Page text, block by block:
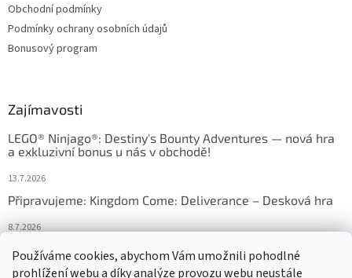
Používáme cookies, abychom Vám umožnili pohodlné
prohlížení webu a díky analýze provozu webu neustále
Obchodní podmínky
Podmínky ochrany osobních údajů
Bonusový program
Zajímavosti
LEGO® Ninjago®: Destiny's Bounty Adventures — nová hra
a exkluzivní bonus u nás v obchodě!
13.7.2026
Připravujeme: Kingdom Come: Deliverance – Desková hra
8.7.2026
Nejlepší deskové hry: výběr, který frčí v celém Česku